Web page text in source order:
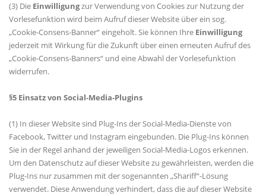
(3) Die Einwilligungzur Verwendung von Cookies zur Nutzung der
Vorlesefunktion wird beim Aufruf dieser Website über ein sog.
Cookie-Consens-Banner“ eingeholt. Sie können Ihre Einwilligung
jederzeit mit Wirkung für die Zukunft über einen erneuten Aufruf des
Cookie-Consens-Banners“ und eine Abwahl der Vorlesefunktion
widerrufen.
§5 Einsatz von Social-Media-Plugins
(1) In dieser Website sind Plug-Ins der Social-Media-Dienste von
Facebook, Twitter und Instagram eingebunden. Die Plug-Ins können
Sie in der Regel anhand der jeweiligen Social-Media-Logos erkennen.
Um den Datenschutz auf dieser Website zu gewährleisten, werden die
Plug-Ins nur zusammen mit der sogenannten „Shariff“-Lösung
verwendet. Diese Anwendung verhindert, dass die auf dieser Website